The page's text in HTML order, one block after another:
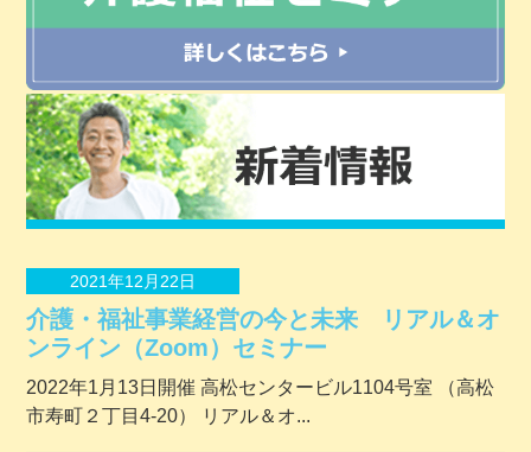
2021年12月22日
介護・福祉事業経営の今と未来 リアル＆オ
ンライン（Zoom）セミナー
2022年1月13日開催 ⾼松センタービル1104号室 （⾼松
市寿町２丁⽬4-20） リアル＆オ...